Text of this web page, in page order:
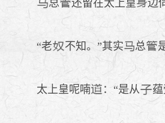
总 还留在太上皇 边
“老 不知。”其实 总
太上皇呢喃 ：“是从